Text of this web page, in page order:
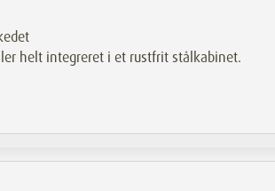
helt integreret i et rustfrit stålkabinet.